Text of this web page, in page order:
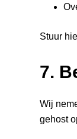
Stuur
7.
Wij
gehost